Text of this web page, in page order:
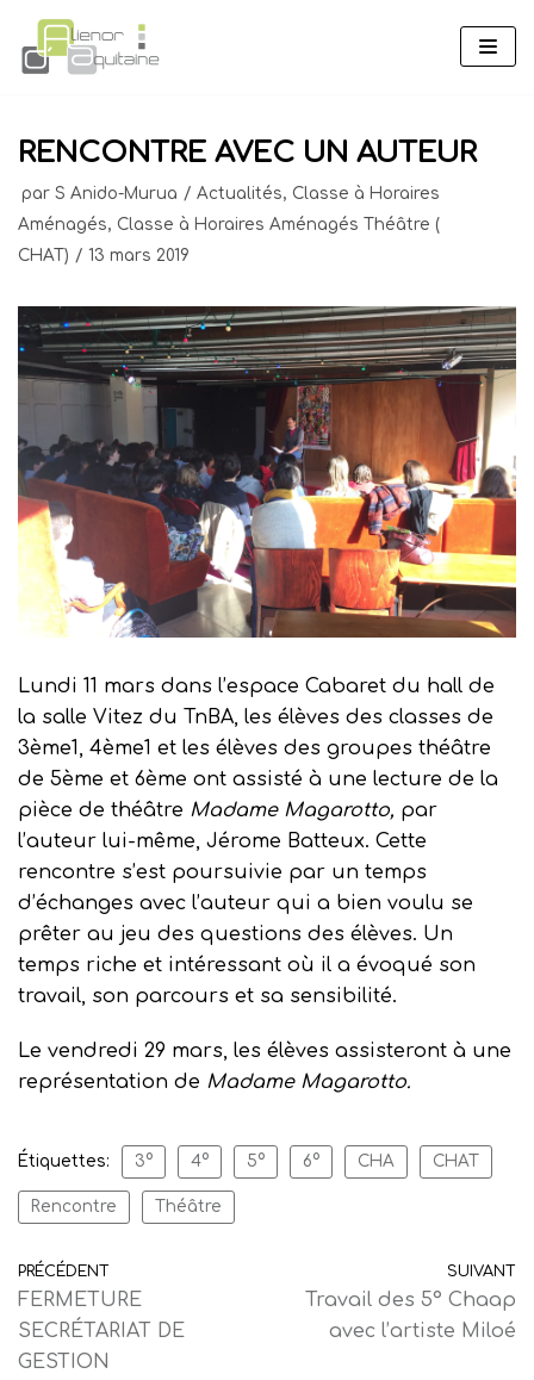
Aller
au
RENCONTRE AVEC UN AUTEUR
par S Anido-Murua Actualités, Classe à Horaires
Aménagés, Classe à Horaires Aménagés Théâtre (
CHAT)
13 mars 2019
Lundi 11 mars dans l’espace Cabaret du hall de
la salle Vitez du TnBA, les élèves des classes de
3ème1, 4ème1 et les élèves des groupes théâtre
de 5ème et 6ème ont assisté à une lecture de la
pièce de théâtre Madame Magarotto, par
l’auteur lui-même, Jérome Batteux. Cette
rencontre s’est poursuivie par un temps
d’échanges avec l’auteur qui a bien voulu se
prêter au jeu des questions des élèves. Un
temps riche et intéressant où il a évoqué son
travail, son parcours et sa sensibilité.
Le vendredi 29 mars, les élèves assisteront à une
représentation de Madame Magarotto.
Étiquettes: 3° 4° 5° 6° CHA CHAT
Rencontre Théâtre
PRÉCÉDENT
FERMETURE
SECRÉTARIAT DE
GESTION
SUIVANT
Travail des 5° Chaap
avec l’artiste Miloé